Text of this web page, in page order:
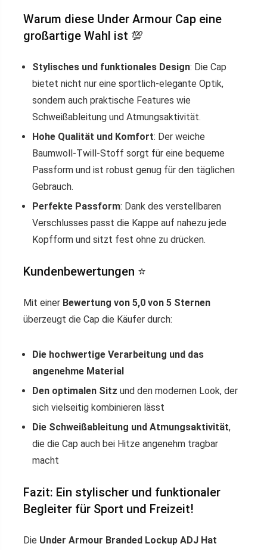
Warum diese Under Armour Cap eine
großartige Wahl ist 💯
Stylisches und funktionales Design: Die Cap
bietet nicht nur eine sportlich-elegante Optik,
sondern auch praktische Features wie
Schweißableitung und Atmungsaktivität.
Hohe Qualität und Komfort: Der weiche
Baumwoll-Twill-Stoff sorgt für eine bequeme
Passform und ist robust genug für den täglichen
Gebrauch.
Perfekte Passform: Dank des verstellbaren
Verschlusses passt die Kappe auf nahezu jede
Kopfform und sitzt fest ohne zu drücken.
Kundenbewertungen ⭐️
Mit einer Bewertung von 5,0 von 5 Sternen
überzeugt die Cap die Käufer durch:
Die hochwertige Verarbeitung und das
angenehme Material
Den optimalen Sitz und den modernen Look, der
sich vielseitig kombinieren lässt
Die Schweißableitung und Atmungsaktivität,
die die Cap auch bei Hitze angenehm tragbar
macht
Fazit: Ein stylischer und funktionaler
Begleiter für Sport und Freizeit!
Die Under Armour Branded Lockup ADJ Hat